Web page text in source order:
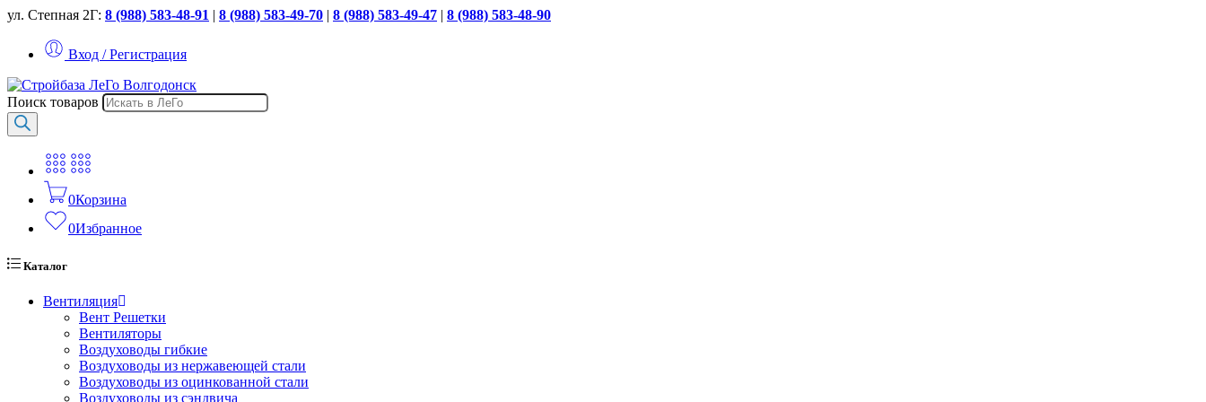
ул. Степная 2Г: 8 (988) 583-48-91 | 8 (988) 583-49-70 | 8 (988) 583-49-47 | 8 (988) 583-48-90
Вход / Регистрация
Поиск товаров
0Корзина
0Избранное
Каталог
Вентиляция
Вент Решетки
Вентиляторы
Воздуховоды гибкие
Воздуховоды из нержавеющей стали
Воздуховоды из оцинкованной стали
Воздуховоды из сэндвича